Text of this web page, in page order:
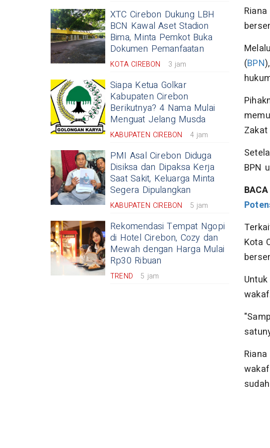
XTC Cirebon Dukung LBH
BCN Kawal Aset Stadion
Bima, Minta Pemkot Buka
Dokumen Pemanfaatan
KOTA CIREBON 3 jam
Siapa Ketua Golkar
Kabupaten Cirebon
Berikutnya? 4 Nama Mulai
Menguat Jelang Musda
KABUPATEN CIREBON 4 jam
PMI Asal Cirebon Diduga
Disiksa dan Dipaksa Kerja
Saat Sakit, Keluarga Minta
Segera Dipulangkan
KABUPATEN CIREBON 5 jam
Rekomendasi Tempat Ngopi
di Hotel Cirebon, Cozy dan
Mewah dengan Harga Mulai
Rp30 Ribuan
TREND 5 jam
(BPN
BPN
Kota